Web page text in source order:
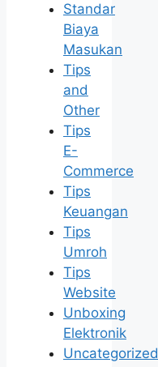
Standar
Biaya
Masukan
Tips
and
Other
Tips
E-
Commerce
Tips
Keuangan
Tips
Umroh
Tips
Website
Unboxing
Elektronik
Uncategorized